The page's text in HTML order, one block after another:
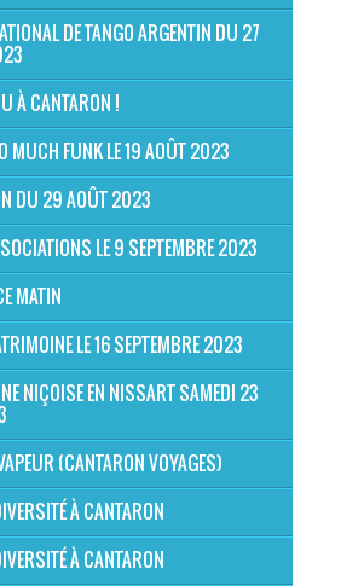
DE TANGO ARGENTIN DU 27
À CANTARON !
MUCH FUNK LE 19 AOÛT 2023
DU 29 AOÛT 2023
LE 9 SEPTEMBRE 2023
MATIN
LE 16 SEPTEMBRE 2023
NIÇOISE EN NISSART SAMEDI 23
(CANTARON VOYAGES)
À CANTARON
À CANTARON